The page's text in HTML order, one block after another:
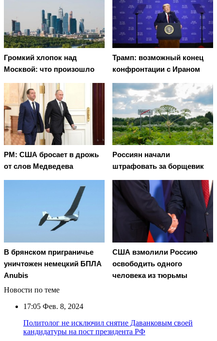
Громкий хлопок над
Москвой: что произошло
Трамп: возможный конец
конфронтации с Ираном
PM: США бросает в дрожь
от слов Медведева
Россиян начали
штрафовать за борщевик
В брянском приграничье
уничтожен немецкий БПЛА
Anubis
США взмолили Россию
освободить одного
человека из тюрьмы
Новости по теме
17:05 Фев. 8, 2024
Политолог не исключил снятие Даванковым своей
кандидатуры на пост президента РФ